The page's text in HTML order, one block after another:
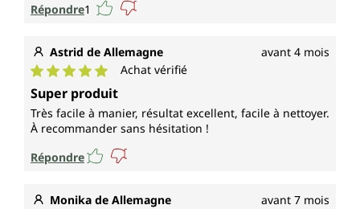
Répondre1
Astrid de Allemagne avant 4 mois
Note moyenne de 5 sur 5 étoiles
Achat vérifié
Super produit
Très facile à manier, résultat excellent, facile à nettoyer.
À recommander sans hésitation !
Répondre
Monika de Allemagne avant 7 mois